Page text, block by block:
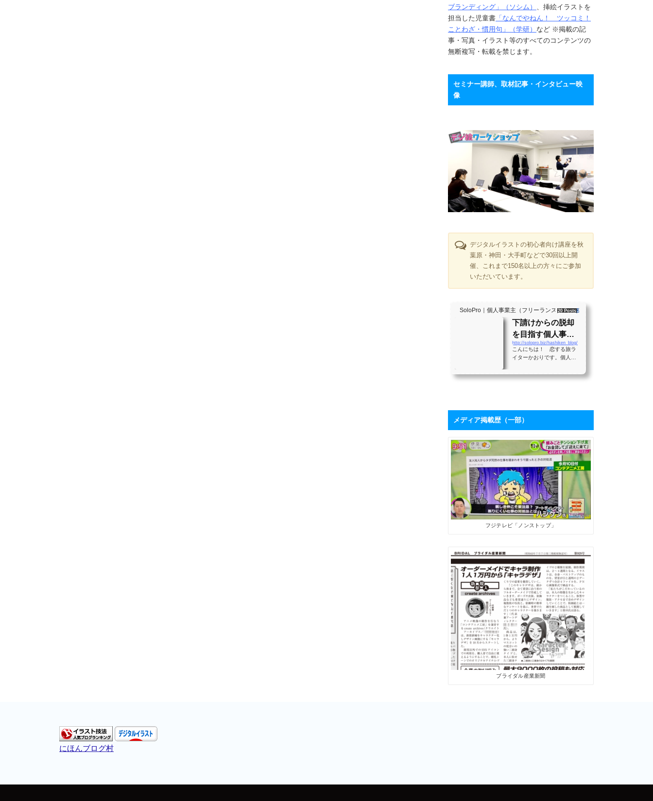
ブランディング」（ソシム）
、挿絵イラストを
担当した児童書 「なんでやねん！ ツッコミ！
ことわざ・慣用句」（学研） など ※掲載の記
事・写真・イラスト等のすべてのコンテンツの
無断複写・転載を禁じます。
セミナー講師、取材記事・インタビュー映
像
デジタルイラストの初心者向け講座を秋
葉原・神田・大手町などで30回以上開
催、これまで150名以上の方々にご参加
いただいています。
SoloPro｜個人事業主（フリーランス）・起業家、"ソロ" で働く人のライ
20 Posts 261 Shares
下請けからの脱却
を目指す個人事業
主のバイブル！？
月間28万PVの実績
んに学ぶ「ブログ
http://solopro.biz/hashiken_blog/
こんにちは！ 恋する旅ラ
イターかおりです。個人事
たちにとって、「下請け仕
るために2017年7月から「フ
リーライターの働き方」を
メインテーマにした個人ブ
ログを開設しました。ソロ
で生きる人たちにとって、
ブログは最高の武器になり
ます。数字が伸びてくれ
ば、商品やサービスを売る
ためのプロモーションツー
ルになるうえに、広告収入
やアフィリエイト報酬も見
込めます。 そこで、月間28
万PVを誇るブロ...
メディア掲載歴（一部）
フジテレビ「ノンストップ」
ブライダル産業新聞
にほんブログ村